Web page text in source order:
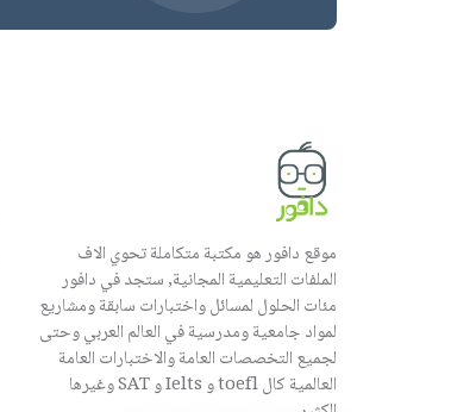
موقع دافور هو مكتبة متكاملة تحوي الاف
الملفات التعليمية المجانية, ستجد في دافور
مئات الحلول لمسائل واختبارات سابقة ومشاريع
لمواد جامعية ومدرسية في العالم العربي وحتى
لجميع التخصصات العامة والاختبارات العامة
العالمية كال toefl و Ielts و SAT وغيرها